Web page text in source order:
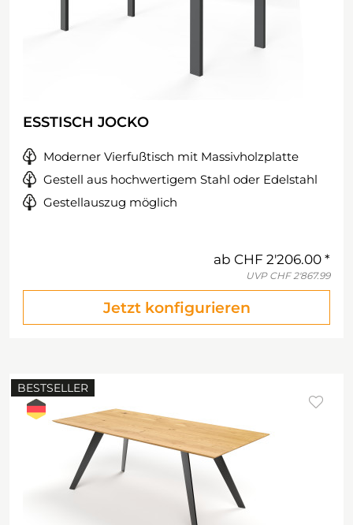
ESSTISCH JOCKO
Moderner Vierfußtisch mit Massivholzplatte
Gestell aus hochwertigem Stahl oder Edelstahl
Gestellauszug möglich
ab CHF 2'206.00
UVP CHF 2'867.99
Jetzt konfigurieren
BESTSELLER